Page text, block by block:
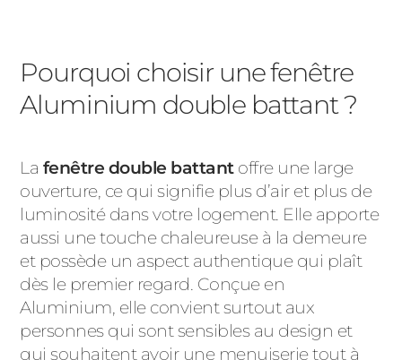
Pourquoi choisir une fenêtre
Aluminium double battant ?
La fenêtre double battantoffre une large
ouverture, ce qui signifie plus d’air et plus de
luminosité dans votre logement. Elle apporte
aussi une touche chaleureuse à la demeure
et possède un aspect authentique qui plaît
dès le premier regard. Conçue en
Aluminium, elle convient surtout aux
personnes qui sont sensibles au design et
qui souhaitent avoir une menuiserie tout à